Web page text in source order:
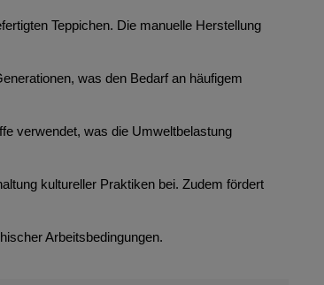
Teppichen. Die manuelle Herstellung
was den Bedarf an häufigem
verwendet, was die Umweltbelastung
kultureller Praktiken bei. Zudem fördert
Arbeitsbedingungen.